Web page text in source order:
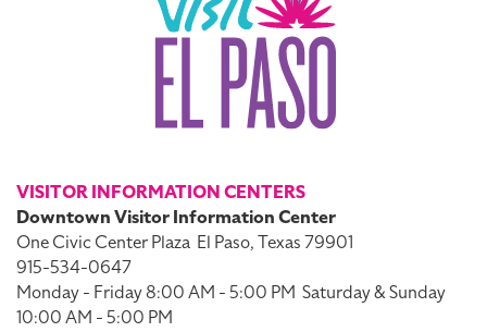
VISITOR INFORMATION CENTERS
Downtown Visitor Information Center
One Civic Center Plaza El Paso, Texas 79901
915-534-0647
Monday - Friday 8:00 AM - 5:00 PM Saturday & Sunday
10:00 AM - 5:00 PM